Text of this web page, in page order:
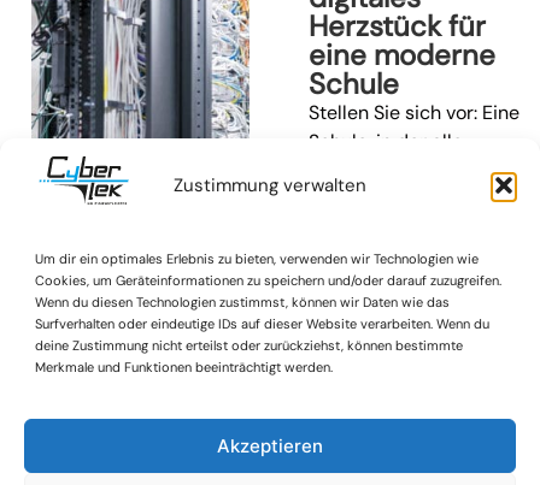
Zustimmung verwalten
Um dir ein optimales Erlebnis zu bieten, verwenden wir Technologien wie
Cookies, um Geräteinformationen zu speichern und/oder darauf zuzugreifen.
Wenn du diesen Technologien zustimmst, können wir Daten wie das
Surfverhalten oder eindeutige IDs auf dieser Website verarbeiten. Wenn du
deine Zustimmung nicht erteilst oder zurückziehst, können bestimmte
Merkmale und Funktionen beeinträchtigt werden.
Akzeptieren
Herzstück für
eine moderne
Schule
Stellen Sie sich vor: Eine
Schule, in der alle
Informationen, von den
Stundenplänen bis hin
an einem zentralen Ort
digital verfügbar sind.
Eine Schule, in der die
Kommunikation
zwischen Lehrern,
reibungslos funktioniert
und in der digitale